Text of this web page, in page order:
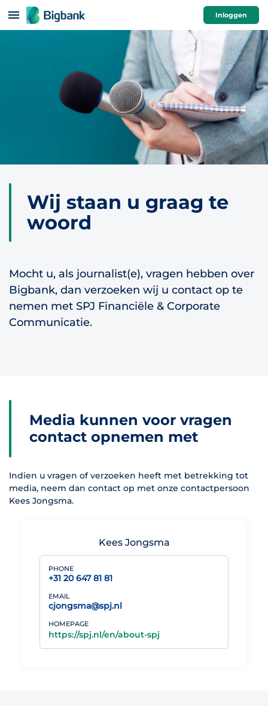
Spring naar onderwerp Inloggen
Wij staan u graag te
woord
Mocht u, als journalist(e), vragen hebben over
Bigbank, dan verzoeken wij u contact op te
nemen met SPJ Financiële & Corporate
Communicatie.
Media kunnen voor vragen
contact opnemen met
Indien u vragen of verzoeken heeft met betrekking tot
media, neem dan contact op met onze contactpersoon
Kees Jongsma.
Kees Jongsma
PHONE
+31 20 647 81 81
EMAIL
cjongsma@spj.nl
HOMEPAGE
https://spj.nl/en/about-spj